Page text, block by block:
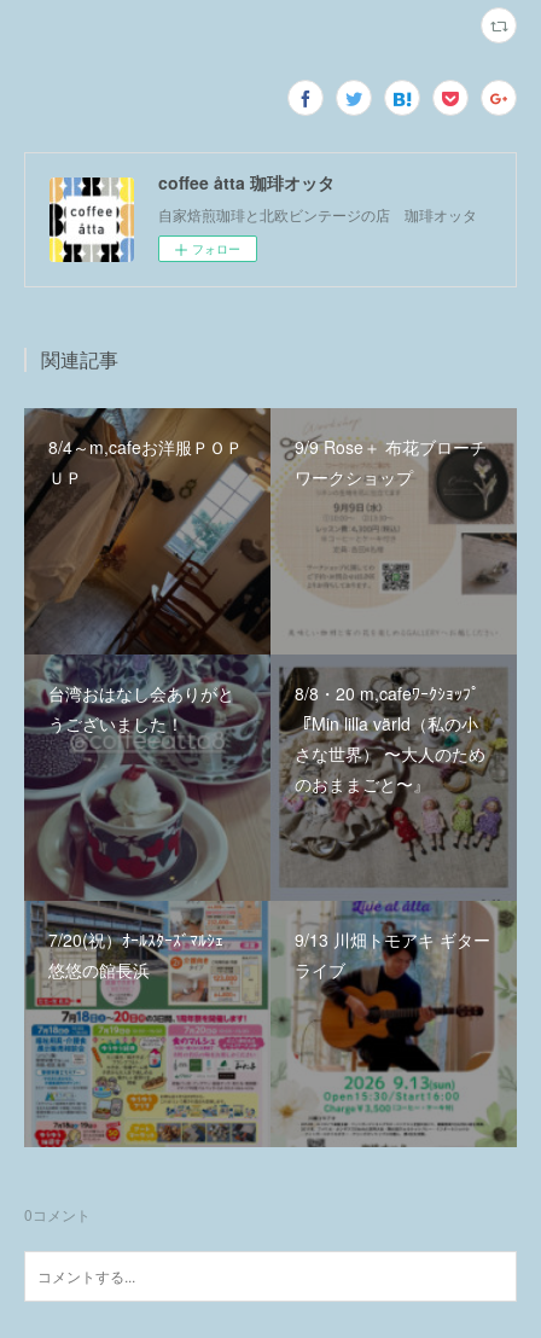
coffee åtta 珈琲オッタ
自家焙煎珈琲と北欧ビンテージの店 珈琲オッタ
フォロー
関連記事
8/4～m,cafeお洋服ＰＯＰ
ＵＰ
9/9 Rose＋ 布花ブローチ
ワークショップ
台湾おはなし会ありがと
うございました！
8/8・20 m,cafeﾜｰｸｼｮｯﾌﾟ
『Min lilla värld（私の小
さな世界） 〜大人のため
のおままごと〜』
7/20(祝）ｵｰﾙｽﾀｰｽﾞﾏﾙｼｪ
悠悠の館長浜
9/13 川畑トモアキ ギター
ライブ
0コメント